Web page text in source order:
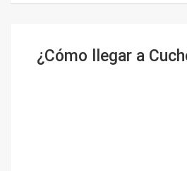
¿Cómo llegar a